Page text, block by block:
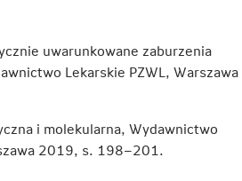
uwarunkowane zaburzenia
Lekarskie PZWL, Warszawa
i molekularna, Wydawnictwo
2019, s. 198–201.